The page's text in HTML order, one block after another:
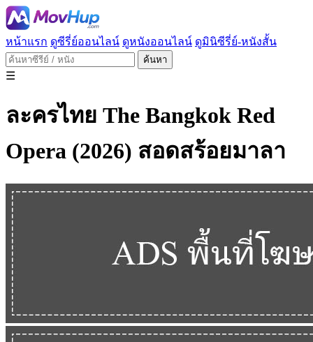
หน้าแรก ดูซีรี่ย์ออนไลน์ ดูหนังออนไลน์ ดูมินิซีรี่ย์-หนังสั้น
ค้นหา
☰
ละครไทย The Bangkok Red
Opera (2026) สอดสร้อยมาลา